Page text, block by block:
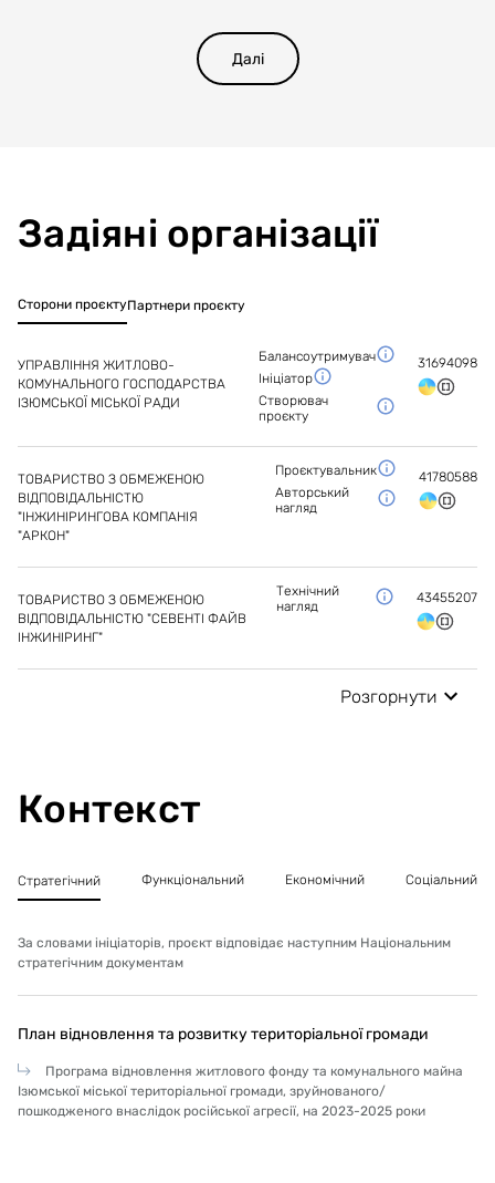
-Ремонт пошкоджених стінових конструкцій.
-Відновлення конструкцій покрівлі.
-Утеплення стін.
Далі
Задіяні організації
Сторони проєктуПартнери проєкту
УПРАВЛІННЯ ЖИТЛОВО-
КОМУНАЛЬНОГО ГОСПОДАРСТВА
ІЗЮМСЬКОЇ МІСЬКОЇ РАДИ
Балансоутримувач
Ініціатор
Створювач
проєкту
31694098
ТОВАРИСТВО З ОБМЕЖЕНОЮ
ВІДПОВІДАЛЬНІСТЮ
"ІНЖИНІРИНГОВА КОМПАНІЯ
"АРКОН"
Проєктувальник
Авторський
нагляд
41780588
ТОВАРИСТВО З ОБМЕЖЕНОЮ
ВІДПОВІДАЛЬНІСТЮ "СЕВЕНТІ ФАЙВ
ІНЖИНІРИНГ"
Технічний
нагляд
43455207
Розгорнути
Контекст
Стратегічний Функціональний Економічний Соціальний
За словами ініціаторів, проєкт відповідає наступним Національним
стратегічним документам
План відновлення та розвитку територіальної громади
Програма відновлення житлового фонду та комунального майна
Ізюмської міської територіальної громади, зруйнованого/
пошкодженого внаслідок російської агресії, на 2023-2025 роки